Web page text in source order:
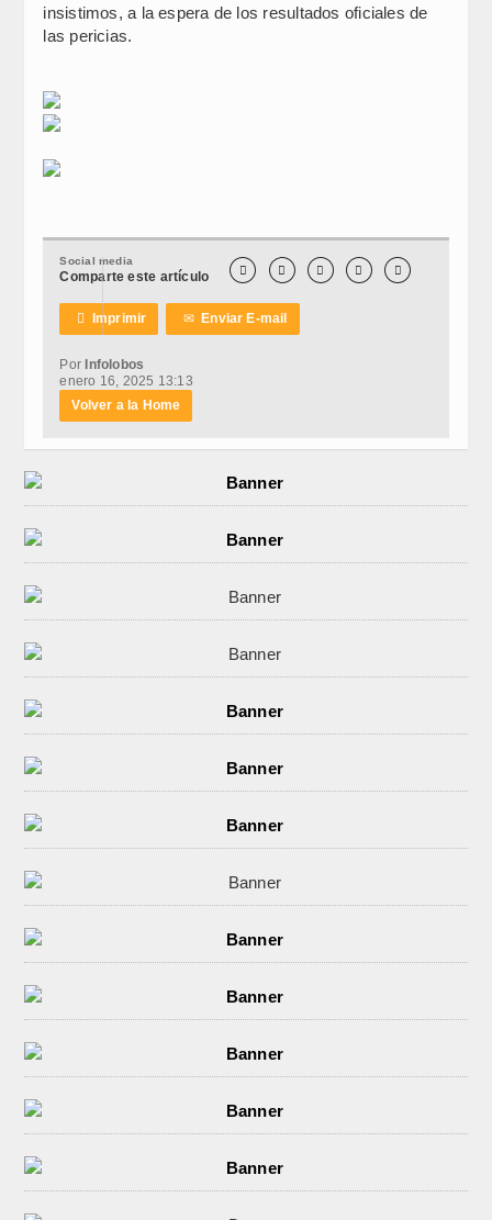
insistimos, a la espera de los resultados oficiales de
las pericias.
Social media
Comparte este artículo     
 Imprimir ✉Enviar E-mail
Por Infolobos
enero 16, 2025 13:13
Volver a la Home